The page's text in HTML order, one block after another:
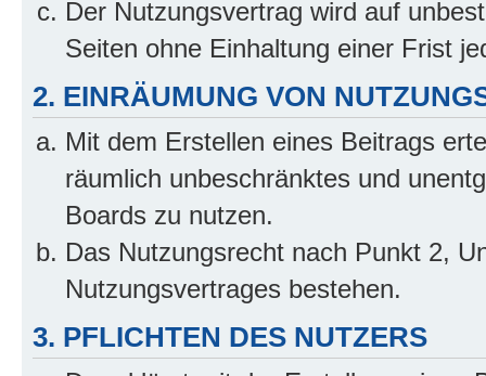
Der Nutzungsvertrag wird auf
Seiten ohne Einhaltung einer Frist
2. EINRÄUMUNG VON
Mit dem Erstellen eines Beitrags
räumlich unbeschränktes und
Boards zu nutzen.
Das Nutzungsrecht nach Punkt 2,
Nutzungsvertrages bestehen.
3. PFLICHTEN DES NUTZERS